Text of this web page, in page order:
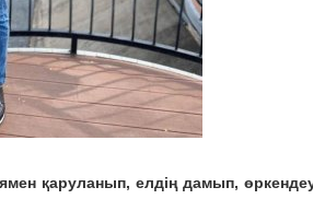
қаруланып, елдің дамып,